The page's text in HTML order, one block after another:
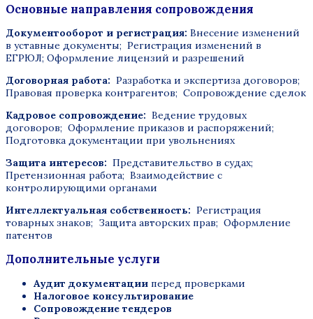
Основные направления сопровождения
Документооборот и регистрация: Внесение изменений
в уставные документы; Регистрация изменений в
ЕГРЮЛ; Оформление лицензий и разрешений
Договорная работа: Разработка и экспертиза договоров;
Правовая проверка контрагентов; Сопровождение сделок
Кадровое сопровождение: Ведение трудовых
договоров; Оформление приказов и распоряжений;
Подготовка документации при увольнениях
Защита интересов: Представительство в судах;
Претензионная работа; Взаимодействие с
контролирующими органами
Интеллектуальная собственность: Регистрация
товарных знаков; Защита авторских прав; Оформление
патентов
Дополнительные услуги
Аудит документации перед проверками
Налоговое консультирование
Сопровождение тендеров